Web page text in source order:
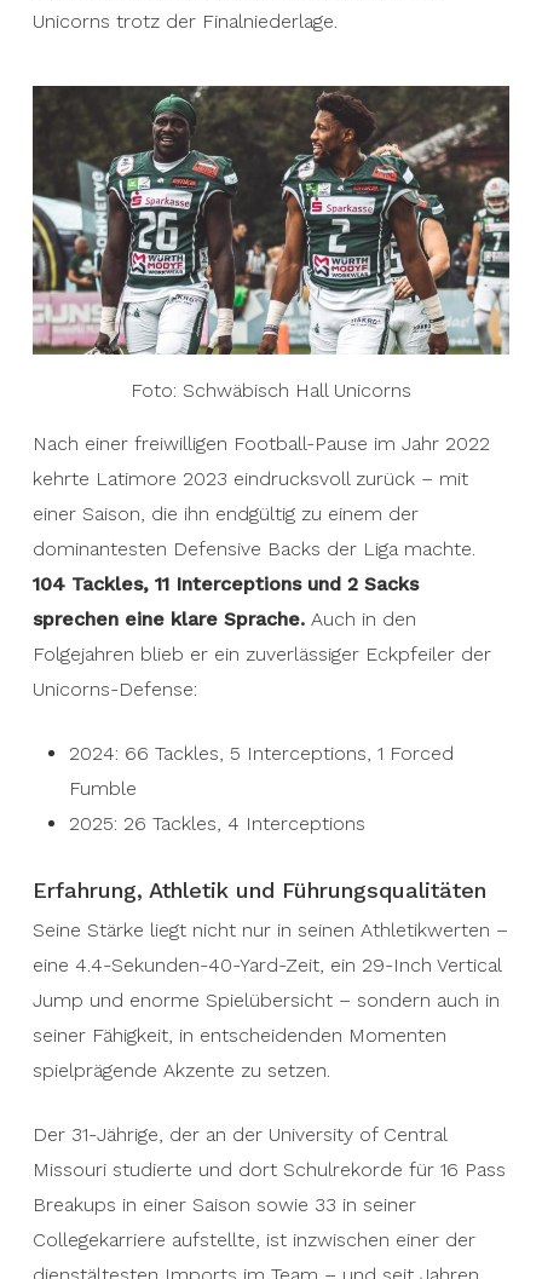
Unicorns trotz der Finalniederlage.
Foto: Schwäbisch Hall Unicorns
Nach einer freiwilligen Football-Pause im Jahr 2022
kehrte Latimore 2023 eindrucksvoll zurück – mit
einer Saison, die ihn endgültig zu einem der
dominantesten Defensive Backs der Liga machte.
104 Tackles, 11 Interceptions und 2 Sacks
sprechen eine klare Sprache.Auch in den
Folgejahren blieb er ein zuverlässiger Eckpfeiler der
Unicorns-Defense:
2024: 66 Tackles, 5 Interceptions, 1 Forced
Fumble
2025: 26 Tackles, 4 Interceptions
Erfahrung, Athletik und Führungsqualitäten
Seine Stärke liegt nicht nur in seinen Athletikwerten –
eine 4.4-Sekunden-40-Yard-Zeit, ein 29-Inch Vertical
Jump und enorme Spielübersicht – sondern auch in
seiner Fähigkeit, in entscheidenden Momenten
spielprägende Akzente zu setzen.
Der 31-Jährige, der an der University of Central
Missouri studierte und dort Schulrekorde für 16 Pass
Breakups in einer Saison sowie 33 in seiner
Collegekarriere aufstellte, ist inzwischen einer der